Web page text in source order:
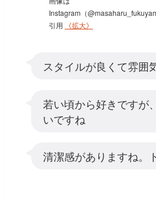
Instagram（
引用
《拡大》
スタイルが良くて雰囲
若い頃から好きですが
いですね
清潔感がありますね。